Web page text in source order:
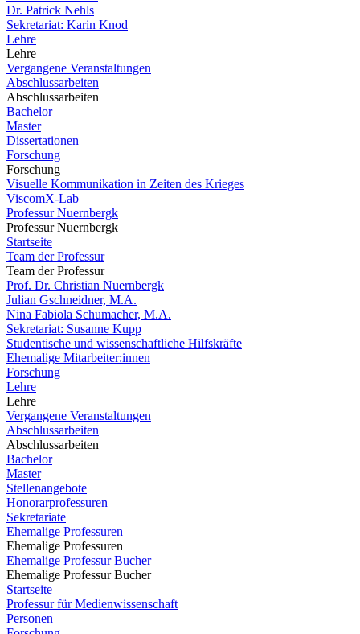
Dr. Patrick Nehls
Sekretariat: Karin Knod
Lehre
Lehre
Vergangene Veranstaltungen
Abschlussarbeiten
Abschlussarbeiten
Bachelor
Master
Dissertationen
Forschung
Forschung
Visuelle Kommunikation in Zeiten des Krieges
ViscomX-Lab
Professur Nuernbergk
Professur Nuernbergk
Startseite
Team der Professur
Team der Professur
Prof. Dr. Christian Nuernbergk
Julian Gschneidner, M.A.
Nina Fabiola Schumacher, M.A.
Sekretariat: Susanne Kupp
Studentische und wissenschaftliche Hilfskräfte
Ehemalige Mitarbeiter:innen
Forschung
Lehre
Lehre
Vergangene Veranstaltungen
Abschlussarbeiten
Abschlussarbeiten
Bachelor
Master
Stellenangebote
Honorarprofessuren
Sekretariate
Ehemalige Professuren
Ehemalige Professuren
Ehemalige Professur Bucher
Ehemalige Professur Bucher
Startseite
Professur für Medienwissenschaft
Personen